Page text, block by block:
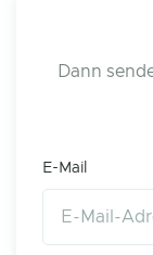
Dann
E-Mail